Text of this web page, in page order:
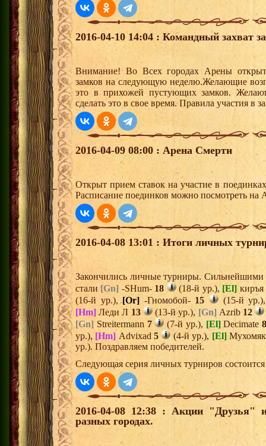
2016-04-10 14:04 : Командный захват
Внимание! Во Всех городах Арены
замков на следующую неделю.Желающие
это в прихожей пустующих замков.
сделать это в свое время. Правила участия в
2016-04-09 08:00 : Арена Смерти
Открыт прием ставок на участие в
Расписание поединков можно посмотреть на
2016-04-08 13:01 : Итоги личных
Закончились личные турниры. Сильнейшими
стали [Gn] -SHum- 18 (18-й ур.), [El] киръя
(16-й ур.),[Or] -Гномобой- 15
(15-й
[Hm] Леди Л 13 (13-й ур.), [Gn] Azrib 12
[Gn] Streitermann 7 (7-й ур.), [El]Decimate 8
ур.), [Hm] Advixad5 (4-й ур.), [El]
ур.). Поздравляем победителей.
Следующая серия личных турниров состоится
2016-04-08 12:38 : Акции
разных городах.